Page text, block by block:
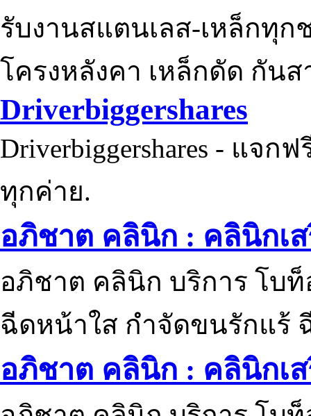
รับงานสแตนเลส-เหล็กทุ
โครงหลังคา เหล็กดัด กัน
Driverbiggershares
Driverbiggershares - แจก
ทุกค่าย.
อภิชาต คลินิก : คลินิกเ
อภิชาต คลินิก บริการ โบ
ฉีดหน้าใส กำจัดขนรักแร้
อภิชาต คลินิก : คลินิกเ